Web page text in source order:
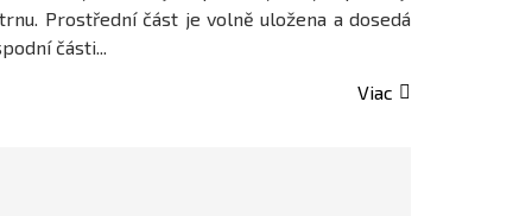
Prostřední část je volně uložena a dosedá
části...
Viac